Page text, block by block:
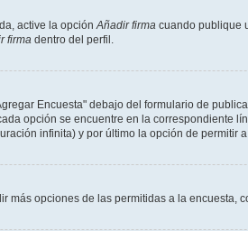
active la opciónAñadir firma cuando publique
firma dentro del perfil.
Encuesta" debajo del formulario de
opción se encuentre en la correspondiente
infinita) y por último la opción de permitir
opciones de las permitidas a la encuesta,